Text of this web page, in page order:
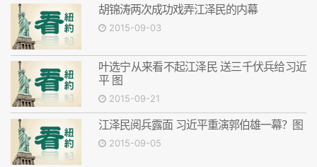
胡锦涛两次成功戏弄江泽民的内幕
2015-09-03
叶选宁从来看不起江泽民 送三千伏兵给习近
平 图
2015-09-21
江泽民阅兵露面 习近平重演郭伯雄一幕？图
2015-09-05